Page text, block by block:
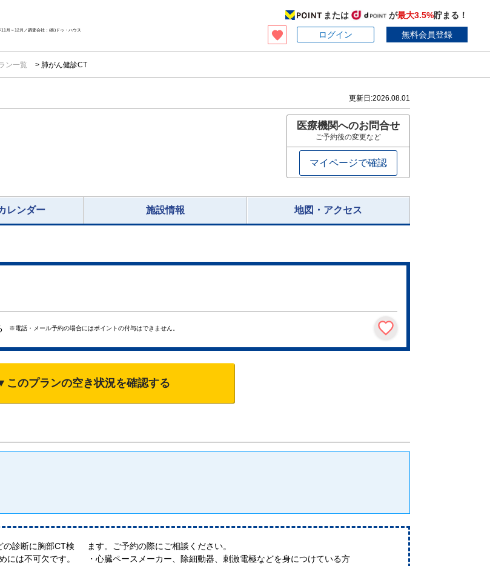
月～12月／調査会社：(株)ドゥ・ハウス
または が最大3.5%貯まる！
ログイン
無料会員登録
ン一覧 肺がん健診CT
更新日:2026.08.01
医療機関へのお問合せ
ご予約後の変更など
マイページで確認
レンダー 施設情報 地図・アクセス
※電話・メール予約の場合にはポイントの付与はできません。
このプランの空き状況を確認する
の診断に胸部CT検
には不可欠です。
ます。ご予約の際にご相談ください。
・心臓ペースメーカー、除細動器、刺激電極などを身につけている方